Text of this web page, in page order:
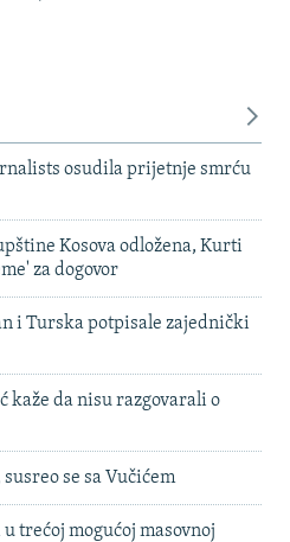
osudila prijetnje smrću
Kosova odložena, Kurti
za dogovor
i Turska potpisale zajednički
kaže da nisu razgovarali o
se sa Vučićem
trećoj mogućoj masovnoj